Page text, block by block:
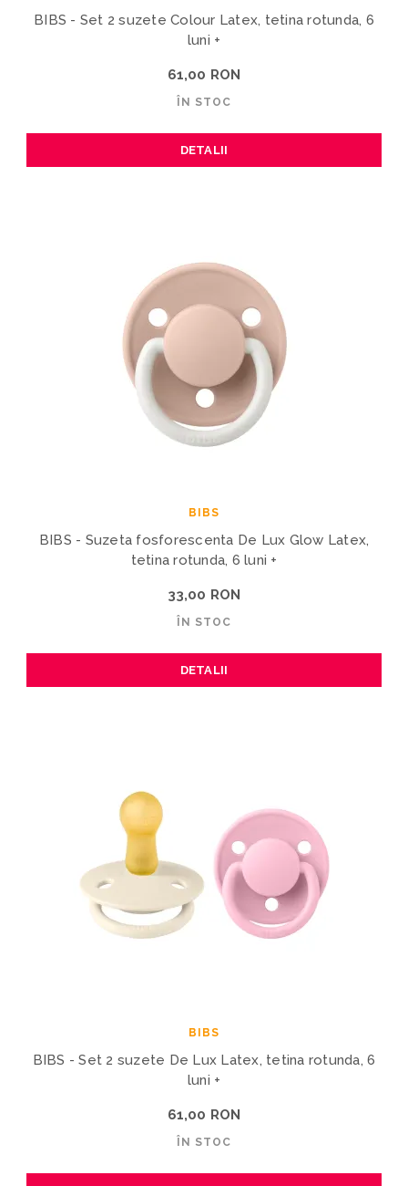
BIBS - Set 2 suzete Colour Latex, tetina rotunda, 6
luni +
61,00 RON
ÎN STOC
DETALII
BIBS
BIBS - Suzeta fosforescenta De Lux Glow Latex,
tetina rotunda, 6 luni +
33,00 RON
ÎN STOC
DETALII
BIBS
BIBS - Set 2 suzete De Lux Latex, tetina rotunda, 6
luni +
61,00 RON
ÎN STOC